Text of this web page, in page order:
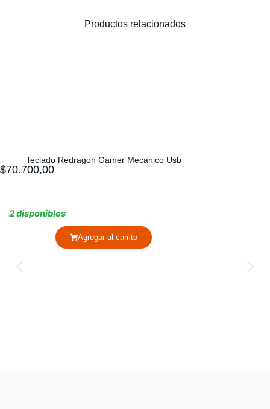
Productos relacionados
Teclado Redragon Gamer Mecanico Usb
$70.700,00
2 disponibles
Agregar al carrito